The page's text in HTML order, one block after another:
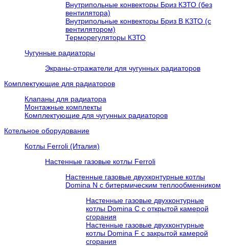
Внутрипольные конвекторы Бриз КЗТО (без
вентилятора)
Внутрипольные конвекторы Бриз В КЗТО (с
вентилятором)
Терморегуляторы КЗТО
Чугунные радиаторы
Экраны-отражатели для чугунных радиаторов
Комплектующие для радиаторов
Клапаны для радиатора
Монтажные комплекты
Комплектующие для чугунных радиаторов
Котельное оборудование
Котлы Ferroli (Италия)
Настенные газовые котлы Ferroli
Настенные газовые двухконтурные котлы
Domina N с битермическим теплообменником
Настенные газовые двухконтурные
котлы Domina C с открытой камерой
сгорания
Настенные газовые двухконтурные
котлы Domina F с закрытой камерой
сгорания